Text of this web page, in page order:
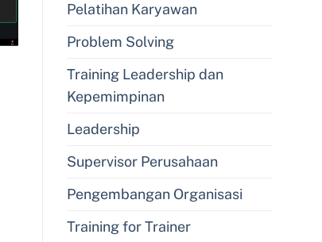
Pelatihan Karyawan
Problem Solving
Training Leadership dan
Kepemimpinan
Leadership
Supervisor Perusahaan
Pengembangan Organisasi
Training for Trainer